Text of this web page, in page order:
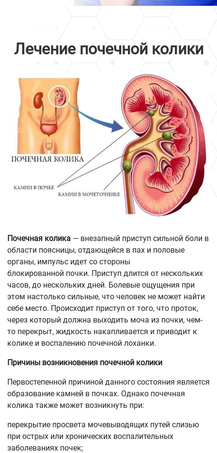
Лечение почечной колики
Почечная колика — внезапный приступ сильной боли в
области поясницы, отдающейся в пах и половые
органы, импульс идет со стороны
блокированной почки. Приступ длится от нескольких
часов, до нескольких дней. Болевые ощущения при
этом настолько сильные, что человек не может найти
себе место. Происходит приступ от того, что проток,
через который должна выходить моча из почки, чем-
то перекрыт, жидкость накапливается и приводит к
колике и воспалению почечной лоханки.
Причины возникновения почечной колики
Первостепенной причиной данного состояния является
образование камней в почках. Однако почечная
колика также может возникнуть при:
перекрытие просвета мочевыводящих путей слизью
при острых или хронических воспалительных
заболеваниях почек;